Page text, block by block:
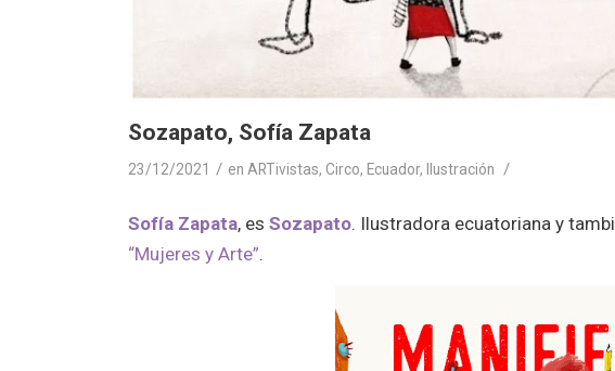
Sozapato, Sofía Zapata
23/12/2021 / en ARTivistas,Circo, Ecuador, Ilustración /
Sofía Zapata, esSozapato. Ilustradora ecuatoriana y
“Mujeres y Arte”.